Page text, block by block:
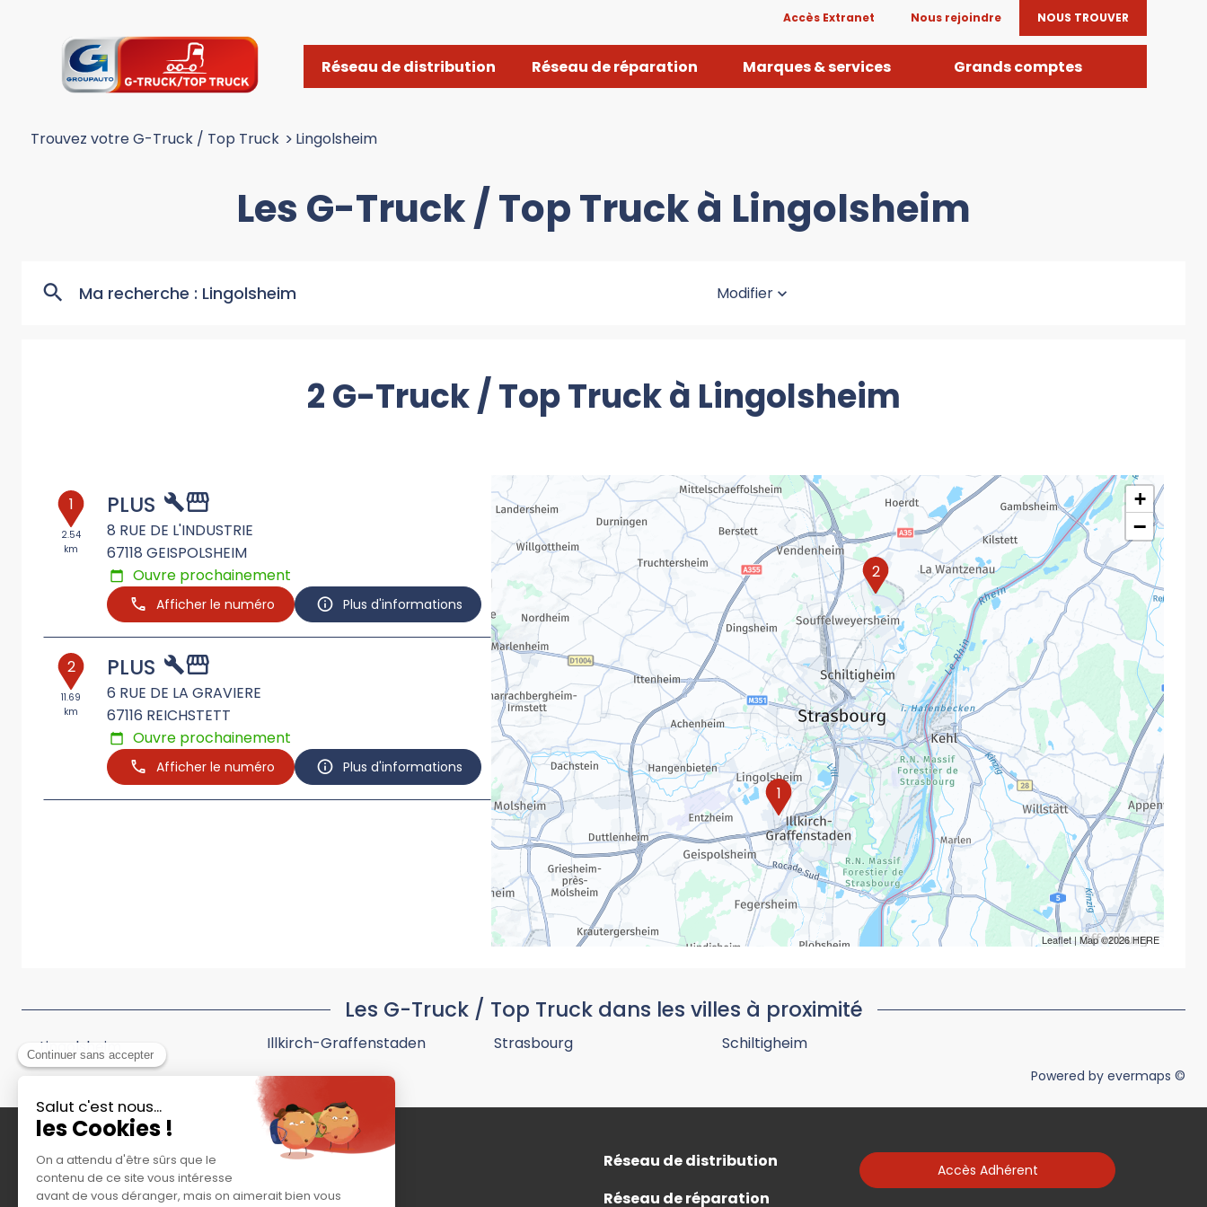
Accès Extranet Nous rejoindre NOUS TROUVER
Réseau de distribution Réseau de réparation Marques & services Grands comptes
Trouvez votre G-Truck / Top Truck > Lingolsheim
Les G-Truck / Top Truck à Lingolsheim
Ma recherche : Lingolsheim Modifier
2 G-Truck / Top Truck à Lingolsheim
1
2.54
km
PLUS
8 RUE DE L'INDUSTRIE
67118 GEISPOLSHEIM
Ouvre prochainement
Afficher le numéro Plus d'informations
2
11.69
km
PLUS
6 RUE DE LA GRAVIERE
67116 REICHSTETT
Ouvre prochainement
Afficher le numéro Plus d'informations
2
1
+
−
Leaflet| Map ©2026HERE
Les G-Truck / Top Truck dans les villes à proximité
Lingolsheim Illkirch-Graffenstaden Strasbourg Schiltigheim
Powered by evermaps ©
Réseau de distribution
Réseau de réparation
Accès Adhérent